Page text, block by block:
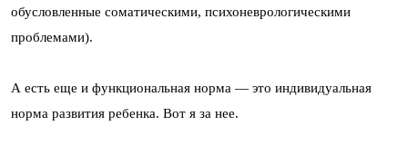
обусловленные соматическими, психоневрологическими
проблемами).
А есть еще и функциональная норма — это индивидуальная
норма развития ребенка. Вот я за нее.